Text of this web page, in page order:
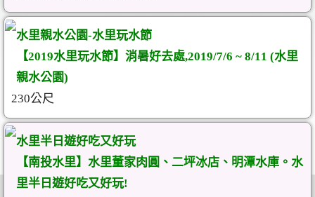
水里親水公園-水里玩水節
【2019水里玩水節】消暑好去處,2019/7/6 ~ 8/11 (水里
親水公園)
230公尺
水里半日遊好吃又好玩
【南投水里】水里董家肉圓、二坪冰店、明潭水庫。水
里半日遊好吃又好玩!